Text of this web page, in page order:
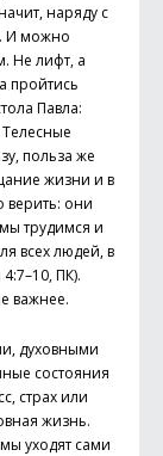
наряду с
И можно
Не лифт, а
пройтись
Павла:
польза же
жизни и в
они
трудимся и
всех людей, в
ПК).
важнее.
духовными
состояния
страх или
жизнь.
уходят сами